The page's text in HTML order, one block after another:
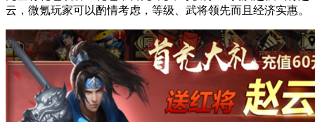
云，微氪玩家可以酌情考虑，等级、武将领先而且经济实惠。